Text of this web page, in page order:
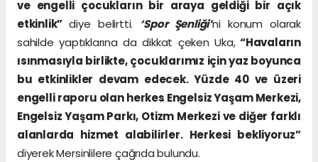
ve engelli çocukların bir araya geldiği bir açık
etkinlik”diye belirtti. ‘Spor Şenliği’ni konum olarak
sahilde yaptıklarına da dikkat çeken Uka,“Havaların
ısınmasıyla birlikte, çocuklarımız için yaz boyunca
bu etkinlikler devam edecek. Yüzde 40 ve üzeri
engelli raporu olan herkes Engelsiz Yaşam Merkezi,
Engelsiz Yaşam Parkı, Otizm Merkezi ve diğer farklı
alanlarda hizmet alabilirler. Herkesi bekliyoruz”
diyerek Mersinlilere çağrıda bulundu.